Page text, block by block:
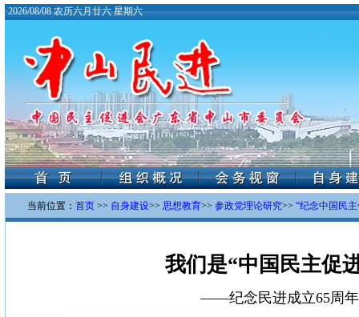
·2026/08/08 农历六月廿六 星期六
当前位置： 首页 >> 自身建设>> 思想教育>> 参政党理论研究>> “纪念中国民
我们是“中国民主促
——纪念民进成立65周年